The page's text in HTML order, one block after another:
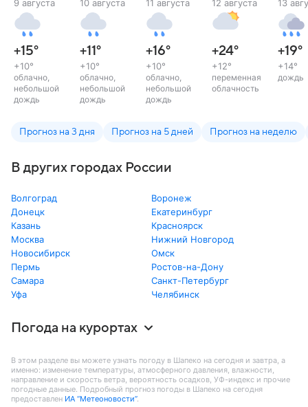
9 августа
+15°
+10°
облачно,
небольшой
дождь
10 августа
+11°
+10°
облачно,
небольшой
дождь
11 августа
+16°
+10°
облачно,
небольшой
дождь
12 августа
+24°
+12°
переменная
облачность
13
+19°
+14°
дождь
Прогноз на 3 дня Прогноз на 5 дней Прогноз на неделю
В других городах России
Волгоград
Воронеж
Донецк
Екатеринбург
Казань
Красноярск
Москва
Нижний Новгород
Новосибирск
Омск
Пермь
Ростов-на-Дону
Самара
Санкт-Петербург
Уфа
Челябинск
Погода на курортах
В этом разделе вы можете узнать погоду в Шапеко на сегодня и завтра, а
именно: изменение температуры, атмосферного давления, влажности,
направление и скорость ветра, вероятность осадков, УФ-индекс и прочие
погодные данные. Подробный прогноз погоды в Шапеко на сегодня
предоставлен ИА “Метеоновости”.